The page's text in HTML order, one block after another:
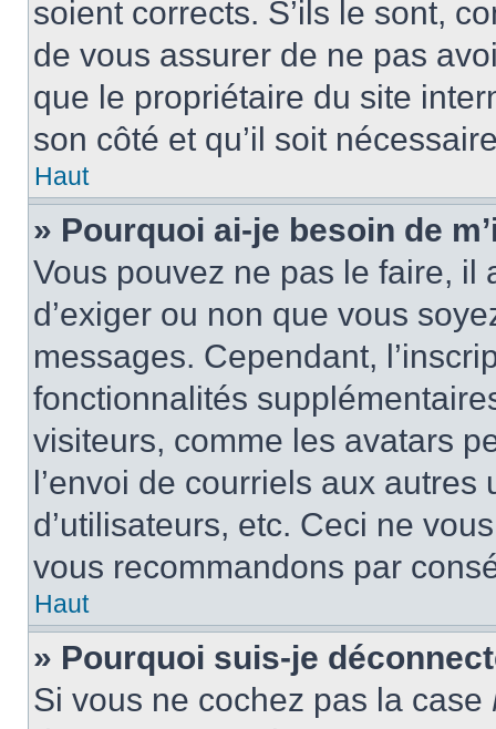
soient corrects. S’ils le sont,
de vous assurer de ne pas
que le propriétaire du site
son côté et qu’il soit
Haut
» Pourquoi ai-je besoin de
Vous pouvez ne pas le faire, il
d’exiger ou non que vous
messages. Cependant,
fonctionnalités
visiteurs, comme les avatars
l’envoi de courriels aux
d’utilisateurs, etc. Ceci ne
vous recommandons par
Haut
» Pourquoi suis-je
Si vous ne cochez pas la case